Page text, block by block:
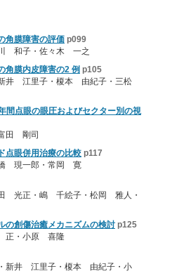
角膜障害の評価 p099
和子・佐々木 一之
角膜内皮障害の2 例 p105
井 江里子・榎本 由紀子・三松
間点眼の眼圧およびセクター別の視
田 剛司
点眼併用治療の比較 p117
現一郎・常岡 寛
光正・嶋 千絵子・松岡 雅人・
の創傷治癒メカニズムの検討 p125
正・小原 喜隆
井 江里子・榎本 由紀子・小